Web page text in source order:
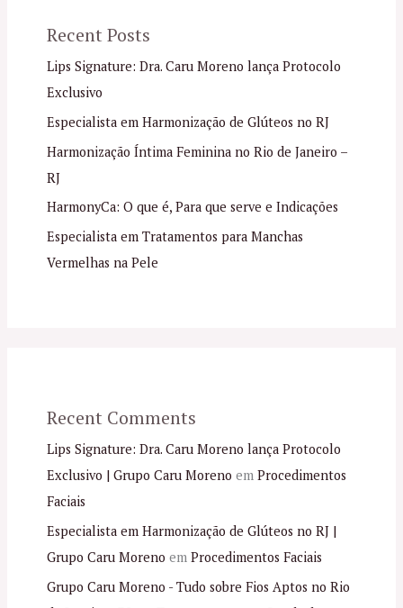
Recent Posts
Lips Signature: Dra. Caru Moreno lança Protocolo
Exclusivo
Especialista em Harmonização de Glúteos no RJ
Harmonização Íntima Feminina no Rio de Janeiro –
RJ
HarmonyCa: O que é, Para que serve e Indicações
Especialista em Tratamentos para Manchas
Vermelhas na Pele
Recent Comments
Lips Signature: Dra. Caru Moreno lança Protocolo
Exclusivo | Grupo Caru Moreno em Procedimentos
Faciais
Especialista em Harmonização de Glúteos no RJ |
Grupo Caru Moreno em Procedimentos Faciais
Grupo Caru Moreno - Tudo sobre Fios Aptos no Rio